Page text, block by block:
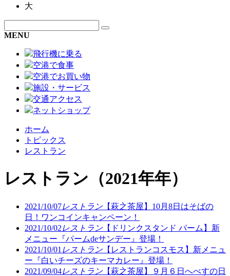
大
MENU
飛行機に乗る
空港で食事
空港でお買い物
施設・サービス
交通アクセス
ネットショップ
ホーム
トピックス
レストラン
レストラン （2021年年）
2021/10/07レストラン【萩之茶屋】10月8日はそばの
日！ワンコインキャンペーン！
2021/10/02レストラン【ドリンクスタンド パーム】新
メニュー『パームdeサンデー』登場！
2021/10/01 レストラン【レストランコスモス】新メニュ
ー『白いチーズのキーマカレー』登場！
2021/09/04レストラン【萩之茶屋】９月６日へべすの日